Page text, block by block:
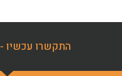
התקשרו עכשיו - 03-6206306